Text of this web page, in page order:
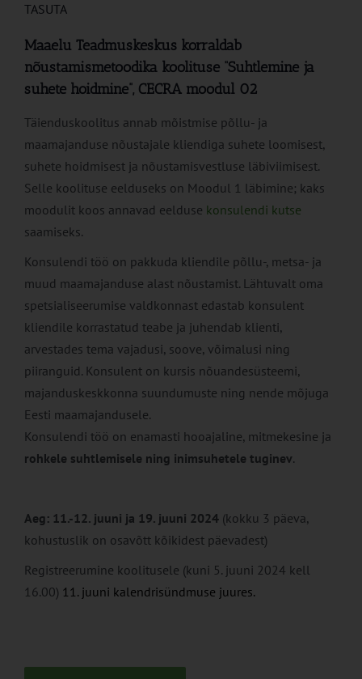
TASUTA
Maaelu Teadmuskeskus korraldab
nõustamismetoodika koolituse “Suhtlemine ja
suhete hoidmine”, CECRA moodul 02
Täienduskoolitus annab mõistmise põllu- ja
maamajanduse nõustajale kliendiga suhete loomisest,
suhete hoidmisest ja nõustamisvestluse läbiviimisest.
Selle koolituse eelduseks on Moodul 1 läbimine; kaks
moodulit koos annavad eelduse konsulendi kutse
saamiseks.
Konsulendi töö on pakkuda kliendile põllu-, metsa- ja
muud maamajanduse alast nõustamist. Lähtuvalt oma
spetsialiseerumise valdkonnast edastab konsulent
kliendile korrastatud teabe ja juhendab klienti,
arvestades tema vajadusi, soove, võimalusi ning
piiranguid. Konsulent on kursis nõuandesüsteemi,
majanduskeskkonna suundumuste ning nende mõjuga
Eesti maamajandusele.
Konsulendi töö on enamasti hooajaline, mitmekesine ja
rohkele suhtlemisele ning inimsuhetele tuginev.
Aeg: 11.-12. juuni ja 19. juuni 2024 (kokku 3 päeva,
kohustuslik on osavõtt kõikidest päevadest)
Registreerumine koolitusele (kuni 5. juuni 2024 kell
16.00) 11. juuni kalendrisündmuse juures.